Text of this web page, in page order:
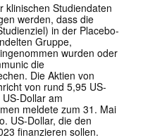
klinischen Studiendaten
werden, dass die
in der Placebo-
Gruppe,
wurden oder
die
Die Aktien von
von rund 5,95 US-
Dollar am
meldete zum 31. Mai
US-Dollar, die den
finanzieren sollen.